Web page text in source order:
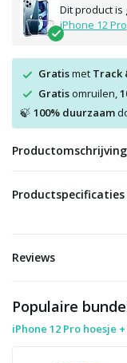
Dit product is
iPhone 12 Pro
Gratismet Track
Gratisomruilen,
🍃 100% duurzaam
Productomschrijving
Productspecificaties
Reviews
Populaire
iPhone 12 Pro hoesje